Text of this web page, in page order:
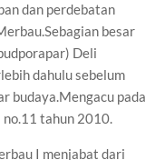
dan perdebatan
besar
Deli
dahulu sebelum
budaya.Mengacu pada
no.11 tahun 2010.
I menjabat dari